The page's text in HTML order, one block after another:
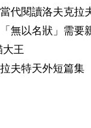
代閱讀洛夫克
無以名狀」需要
王
夫特天外短篇集